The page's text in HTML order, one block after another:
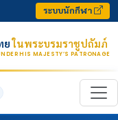
ระบบนักกีฬา
ยในพระบรมราชูปถัมภ์
HIS MAJESTY’S PATRONAGE